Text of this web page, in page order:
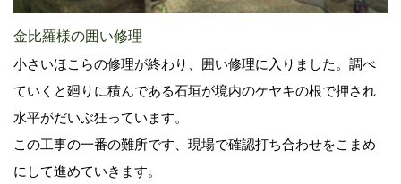
金比羅様の囲い修理
小さいほこらの修理が終わり、囲い修理に入りました。調べ
ていくと廻りに積んである石垣が境内のケヤキの根で押され
水平がだいぶ狂っています。
この工事の一番の難所です、現場で確認打ち合わせをこまめ
にして進めていきます。